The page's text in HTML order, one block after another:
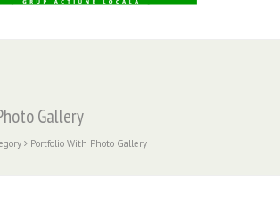
Gallery
Portfolio With Photo Gallery